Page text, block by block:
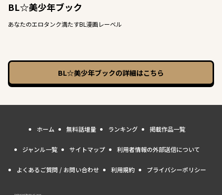
BL☆美少年ブック
あなたのエロタンク満たすBL漫画レーベル
BL☆美少年ブックの詳細はこちら
ホーム 無料話増量 ランキング 掲載作品一覧
ジャンル一覧 サイトマップ 利用者情報の外部送信について
よくあるご質問 / お問い合わせ 利用規約 プライバシーポリシー